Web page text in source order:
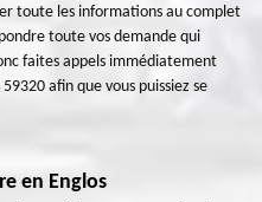
toute les informations au complet
toute vos demande qui
faites appels immédiatement
afin que vous puissiez se
en Englos